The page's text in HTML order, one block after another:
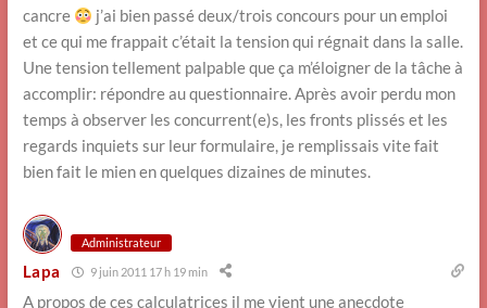
cancre
j’ai bien passé deux/trois concours pour un emploi
et ce qui me frappait c’était la tension qui régnait dans la salle.
Une tension tellement palpable que ça m’éloigner de la tâche à
accomplir: répondre au questionnaire. Après avoir perdu mon
temps à observer les concurrent(e)s, les fronts plissés et les
regards inquiets sur leur formulaire, je remplissais vite fait
bien fait le mien en quelques dizaines de minutes.
Administrateur
Lapa 9 juin 2011 17 h 19 min
A propos de ces calculatrices il me vient une anecdote